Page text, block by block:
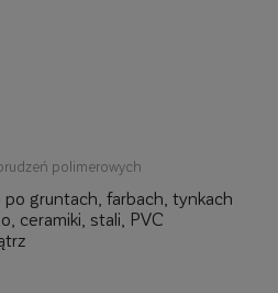
polimerowych
po gruntach, farbach, tynkach
ceramiki, stali, PVC